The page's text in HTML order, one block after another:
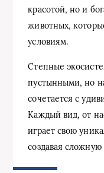
красотой, но и
животных,
условиям.
Степные
пустынными, но
сочетается с
Каждый вид, от
играет свою
создавая сложную